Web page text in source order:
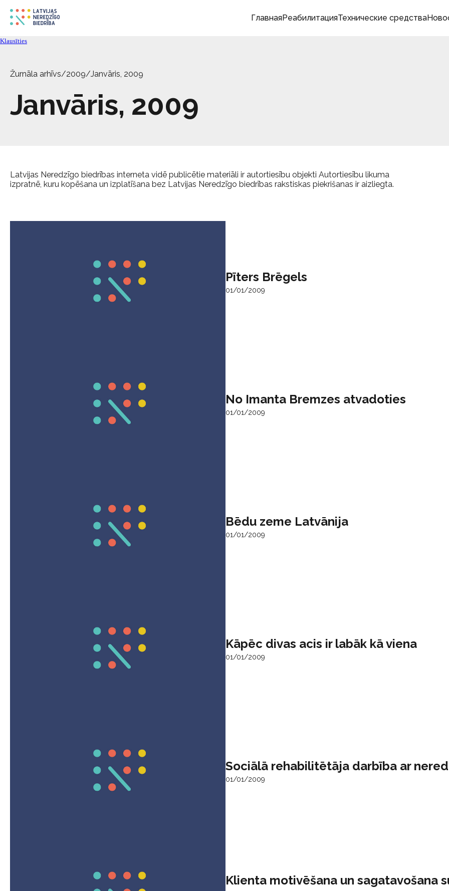
ГлавнаяРеабилитацияТехнические средства
Klausīties
Žurnāla arhīvs/2009/Janvāris, 2009
Janvāris, 2009
Latvijas Neredzīgo biedrības interneta vidē publicētie materiāli ir autortiesību objekti Autortiesību likuma
izpratnē, kuru kopēšana un izplatīšana bez Latvijas Neredzīgo biedrības rakstiskas piekrišanas ir aizliegta.
Pīters Brēgels
01/01/2009
No Imanta Bremzes atvadoties
01/01/2009
Bēdu zeme Latvānija
01/01/2009
Kāpēc divas acis ir labāk kā viena
01/01/2009
Sociālā rehabilitētāja darbība ar
01/01/2009
Klienta motivēšana un sagatavošana